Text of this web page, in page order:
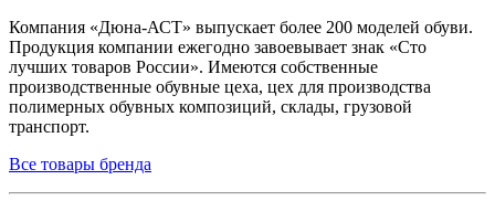
Компания «Дюна-АСТ» выпускает более 200 моделей обуви.
Продукция компании ежегодно завоевывает знак «Сто
лучших товаров России». Имеются собственные
производственные обувные цеха, цех для производства
полимерных обувных композиций, склады, грузовой
транспорт.
Все товары бренда